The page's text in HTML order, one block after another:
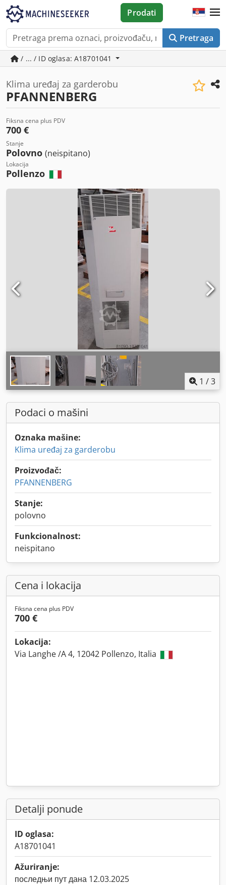
Pretraga
Prodati
/ ... / ID oglasa: A18701041
Klima uređaj za garderobu
PFANNENBERG
Fiksna cena plus PDV
700 €
Stanje
Polovno (neispitano)
Lokacija
Pollenzo
1 /3
Podaci o mašini
Oznaka mašine:
Klima uređaj za garderobu
Proizvođač:
PFANNENBERG
Stanje:
polovno
Funkcionalnost:
neispitano
Cena i lokacija
Fiksna cena plus PDV
700 €
Lokacija:
Via Langhe /A 4, 12042 Pollenzo, Italia
Detalji ponude
ID oglasa:
A18701041
Ažuriranje:
последњи пут дана 12.03.2025